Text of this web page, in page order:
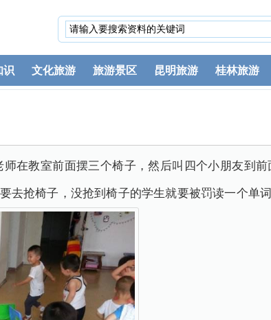
识 文化旅游 旅游景区 昆明旅游 桂林旅游
在教室前面摆三个椅子，然后叫四个小朋友到
去抢椅子，没抢到椅子的学生就要被罚读一个单